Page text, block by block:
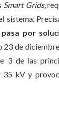
Smart Grids,
por
de
3 de las
35 kV y